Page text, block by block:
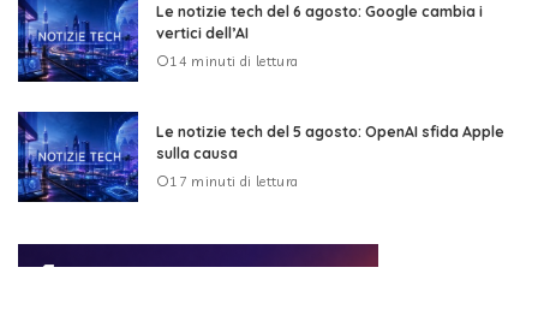
Le notizie tech del 6 agosto: Google cambia i
vertici dell’AI
14 minuti di lettura
Le notizie tech del 5 agosto: OpenAI sfida Apple
sulla causa
17 minuti di lettura